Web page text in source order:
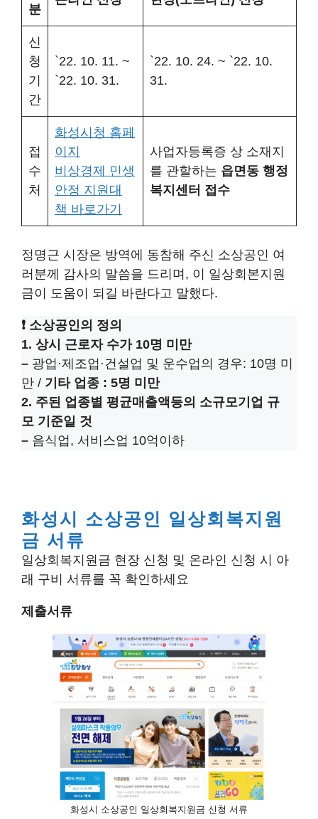
분
신
청
기
간
`22. 10. 11. ~
`22. 10. 31.
`22. 10. 24. ~ `22. 10.
31.
접
수
처
화성시청 홈페
이지
비상경제 민생
안정 지원대
책 바로가기
사업자등록증 상 소재지
를 관할하는 읍면동 행정
복지센터 접수
정명근 시장은 방역에 동참해 주신 소상공인 여
러분께 감사의 말씀을 드리며, 이 일상회본지원
금이 도움이 되길 바란다고 말했다.
❗ 소상공인의 정의
1. 상시 근로자 수가 10명 미만
– 광업·제조업·건설업 및 운수업의 경우: 10명 미
만 / 기타 업종 : 5명 미만
2. 주된 업종별 평균매출액등의 소규모기업 규
모 기준일 것
– 음식업, 서비스업 10억이하
화성시 소상공인 일상회복지원
금 서류
일상회복지원금 현장 신청 및 온라인 신청 시 아
래 구비 서류를 꼭 확인하세요
제출서류
화성시 소상공인 일상회복지원금 신청 서류